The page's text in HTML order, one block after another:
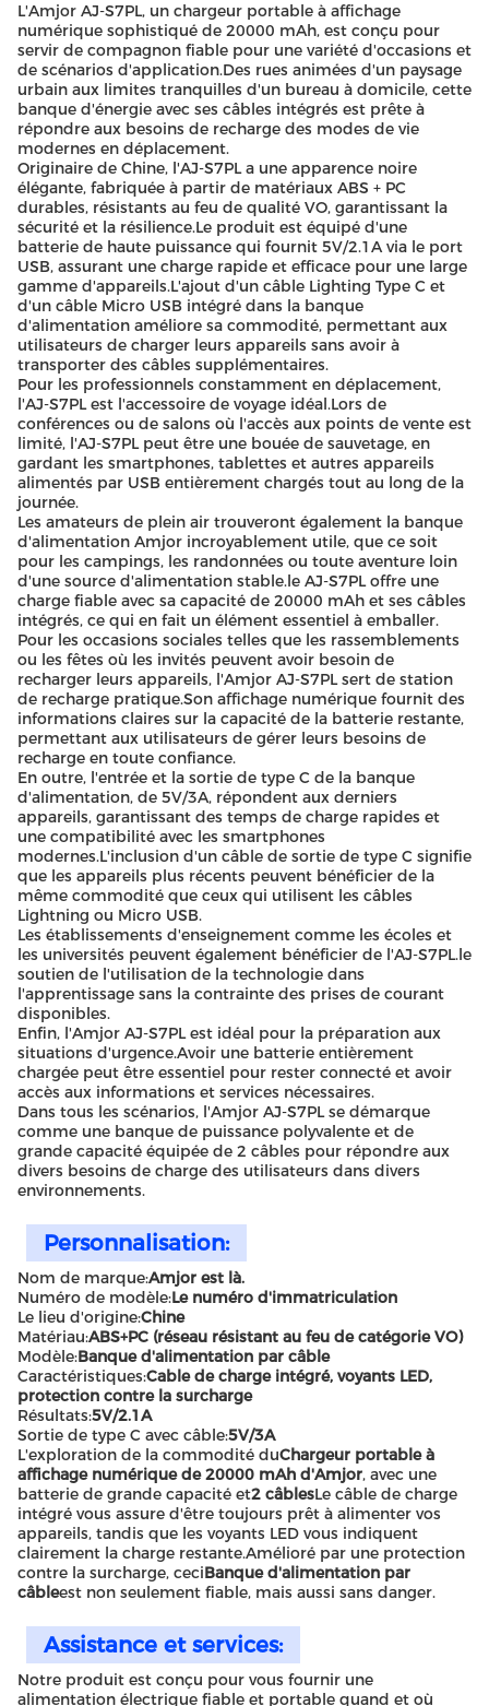
L'Amjor AJ-S7PL, un chargeur portable à affichage
numérique sophistiqué de 20000 mAh, est conçu pour
servir de compagnon fiable pour une variété d'occasions et
de scénarios d'application.Des rues animées d'un paysage
urbain aux limites tranquilles d'un bureau à domicile, cette
banque d'énergie avec ses câbles intégrés est prête à
répondre aux besoins de recharge des modes de vie
modernes en déplacement.
Originaire de Chine, l'AJ-S7PL a une apparence noire
élégante, fabriquée à partir de matériaux ABS + PC
durables, résistants au feu de qualité VO, garantissant la
sécurité et la résilience.Le produit est équipé d'une
batterie de haute puissance qui fournit 5V/2.1A via le port
USB, assurant une charge rapide et efficace pour une large
gamme d'appareils.L'ajout d'un câble Lighting Type C et
d'un câble Micro USB intégré dans la banque
d'alimentation améliore sa commodité, permettant aux
utilisateurs de charger leurs appareils sans avoir à
transporter des câbles supplémentaires.
Pour les professionnels constamment en déplacement,
l'AJ-S7PL est l'accessoire de voyage idéal.Lors de
conférences ou de salons où l'accès aux points de vente est
limité, l'AJ-S7PL peut être une bouée de sauvetage, en
gardant les smartphones, tablettes et autres appareils
alimentés par USB entièrement chargés tout au long de la
journée.
Les amateurs de plein air trouveront également la banque
d'alimentation Amjor incroyablement utile, que ce soit
pour les campings, les randonnées ou toute aventure loin
d'une source d'alimentation stable.le AJ-S7PL offre une
charge fiable avec sa capacité de 20000 mAh et ses câbles
intégrés, ce qui en fait un élément essentiel à emballer.
Pour les occasions sociales telles que les rassemblements
ou les fêtes où les invités peuvent avoir besoin de
recharger leurs appareils, l'Amjor AJ-S7PL sert de station
de recharge pratique.Son affichage numérique fournit des
informations claires sur la capacité de la batterie restante,
permettant aux utilisateurs de gérer leurs besoins de
recharge en toute confiance.
En outre, l'entrée et la sortie de type C de la banque
d'alimentation, de 5V/3A, répondent aux derniers
appareils, garantissant des temps de charge rapides et
une compatibilité avec les smartphones
modernes.L'inclusion d'un câble de sortie de type C signifie
que les appareils plus récents peuvent bénéficier de la
même commodité que ceux qui utilisent les câbles
Lightning ou Micro USB.
Les établissements d'enseignement comme les écoles et
les universités peuvent également bénéficier de l'AJ-S7PL.le
soutien de l'utilisation de la technologie dans
l'apprentissage sans la contrainte des prises de courant
disponibles.
Enfin, l'Amjor AJ-S7PL est idéal pour la préparation aux
situations d'urgence.Avoir une batterie entièrement
chargée peut être essentiel pour rester connecté et avoir
accès aux informations et services nécessaires.
Dans tous les scénarios, l'Amjor AJ-S7PL se démarque
comme une banque de puissance polyvalente et de
grande capacité équipée de 2 câbles pour répondre aux
divers besoins de charge des utilisateurs dans divers
environnements.
Personnalisation:
Nom de marque:Amjor est là.
Numéro de modèle:Le numéro d'immatriculation
Le lieu d'origine:Chine
Matériau:ABS+PC (réseau résistant au feu de catégorie VO)
Modèle:Banque d'alimentation par câble
Caractéristiques:Cable de charge intégré, voyants LED,
protection contre la surcharge
Résultats:5V/2.1A
Sortie de type C avec câble:5V/3A
L'exploration de la commodité duChargeur portable à
affichage numérique de 20000 mAh d'Amjor, avec une
batterie de grande capacité et2 câblesLe câble de charge
intégré vous assure d'être toujours prêt à alimenter vos
appareils, tandis que les voyants LED vous indiquent
clairement la charge restante.Amélioré par une protection
contre la surcharge, ceciBanque d'alimentation par
câbleest non seulement fiable, mais aussi sans danger.
Assistance et services:
Notre produit est conçu pour vous fournir une
alimentation électrique fiable et portable quand et où